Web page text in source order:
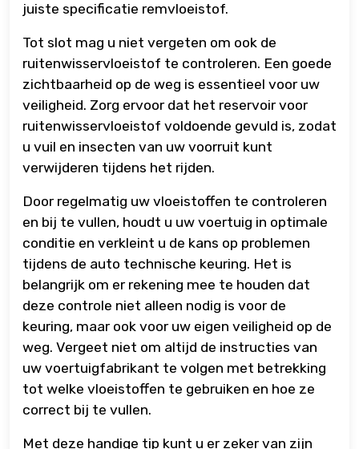
juiste specificatie remvloeistof.
Tot slot mag u niet vergeten om ook de
ruitenwisservloeistof te controleren. Een goede
zichtbaarheid op de weg is essentieel voor uw
veiligheid. Zorg ervoor dat het reservoir voor
ruitenwisservloeistof voldoende gevuld is, zodat
u vuil en insecten van uw voorruit kunt
verwijderen tijdens het rijden.
Door regelmatig uw vloeistoffen te controleren
en bij te vullen, houdt u uw voertuig in optimale
conditie en verkleint u de kans op problemen
tijdens de auto technische keuring. Het is
belangrijk om er rekening mee te houden dat
deze controle niet alleen nodig is voor de
keuring, maar ook voor uw eigen veiligheid op de
weg. Vergeet niet om altijd de instructies van
uw voertuigfabrikant te volgen met betrekking
tot welke vloeistoffen te gebruiken en hoe ze
correct bij te vullen.
Met deze handige tip kunt u er zeker van zijn